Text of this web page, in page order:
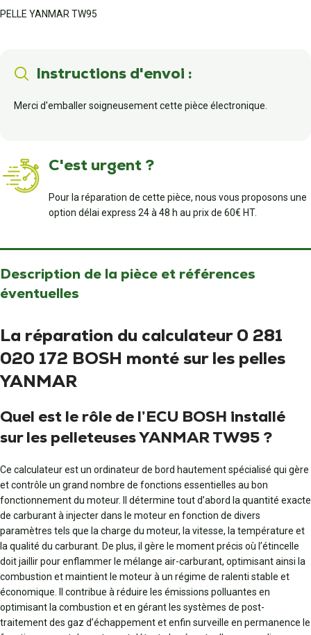
PELLE YANMAR TW95
Instructions d'envoi :
Merci d'emballer soigneusement cette pièce électronique.
C'est urgent ?
Pour la réparation de cette pièce, nous vous proposons une
option délai express 24 à 48 h au prix de 60€ HT.
Description de la pièce et références
éventuelles
La réparation du calculateur 0 281
020 172 BOSH monté sur les pelles
YANMAR
Quel est le rôle de l’ECU BOSH installé
sur les pelleteuses YANMAR TW95 ?
Ce calculateur est un ordinateur de bord hautement spécialisé qui gère
et contrôle un grand nombre de fonctions essentielles au bon
fonctionnement du moteur. Il détermine tout d’abord la quantité exacte
de carburant à injecter dans le moteur en fonction de divers
paramètres tels que la charge du moteur, la vitesse, la température et
la qualité du carburant. De plus, il gère le moment précis où l’étincelle
doit jaillir pour enflammer le mélange air-carburant, optimisant ainsi la
combustion et maintient le moteur à un régime de ralenti stable et
économique. Il contribue à réduire les émissions polluantes en
optimisant la combustion et en gérant les systèmes de post-
traitement des gaz d’échappement et enfin surveille en permanence le